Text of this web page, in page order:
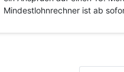
Mindestlohnrechner ist ab